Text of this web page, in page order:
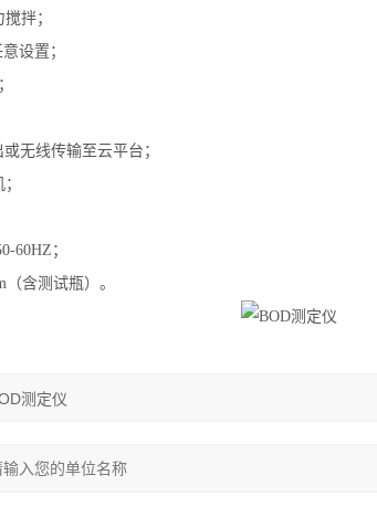
拌；
设置；
无线传输至云平台；
60HZ；
含测试瓶）。